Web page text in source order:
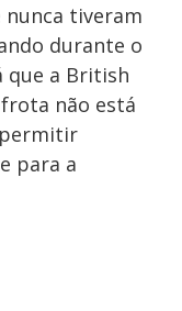
nunca tiveram
durante o
que a British
não está
para a